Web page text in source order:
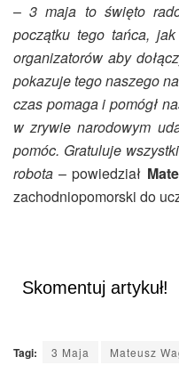
– 3 maja to święto
początku tego tańca,
organizatorów aby
pokazuje tego naszego
czas pomaga i pomógł
w zrywie narodowym
pomóc. Gratuluje
robota – powiedział
zachodniopomorski do
Skomentuj artykuł!
Tagi: 3 Maja Mateusz